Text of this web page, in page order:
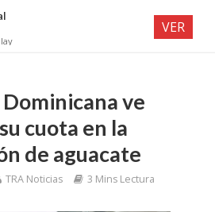
ve
cuota en la
de aguacate
TRA Noticias 3 Mins Lectura
VER